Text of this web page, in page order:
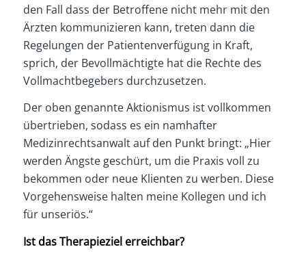
den Fall dass der Betroffene nicht mehr mit den
Ärzten kommunizieren kann, treten dann die
Regelungen der Patientenverfügung in Kraft,
sprich, der Bevollmächtigte hat die Rechte des
Vollmachtbegebers durchzusetzen.
Der oben genannte Aktionismus ist vollkommen
übertrieben, sodass es ein namhafter
Medizinrechtsanwalt auf den Punkt bringt: „Hier
werden Ängste geschürt, um die Praxis voll zu
bekommen oder neue Klienten zu werben. Diese
Vorgehensweise halten meine Kollegen und ich
für unseriös.“
Ist das Therapieziel erreichbar?